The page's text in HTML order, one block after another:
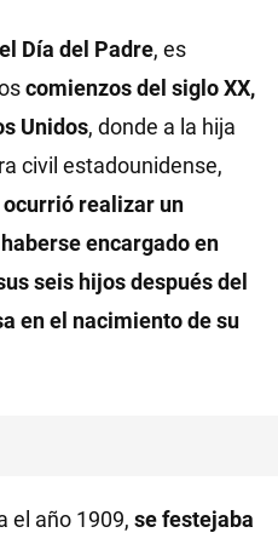
Día del Padre, es
comienzos del siglo XX,
Unidos, donde a la hija
civil estadounidense,
ocurrió realizar un
encargado en
seis hijos después del
en el nacimiento de su
el año 1909, se festejaba